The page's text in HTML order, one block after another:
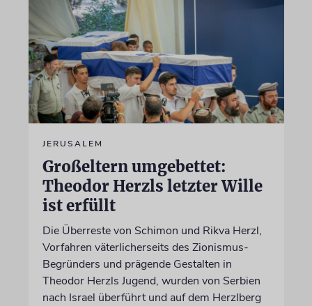
JERUSALEM
Großeltern umgebettet:
Theodor Herzls letzter Wille
ist erfüllt
Die Überreste von Schimon und Rikva Herzl,
Vorfahren väterlicherseits des Zionismus-
Begründers und prägende Gestalten in
Theodor Herzls Jugend, wurden von Serbien
nach Israel überführt und auf dem Herzlberg